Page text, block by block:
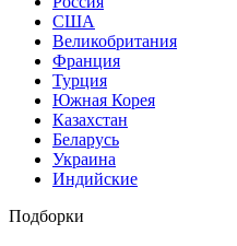
США
Великобритания
Франция
Турция
Южная Корея
Казахстан
Беларусь
Украина
Индийские
Подборки